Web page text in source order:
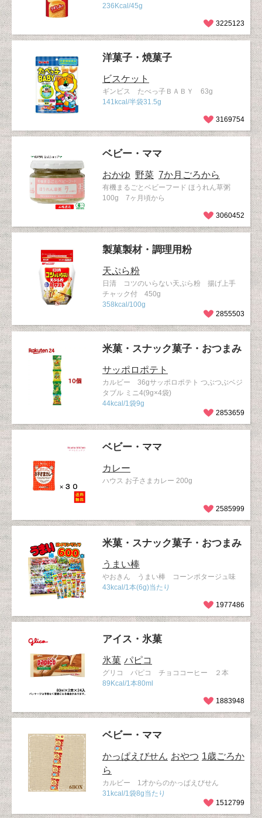
236Kcal/45g
3225123
洋菓子・焼菓子
ビスケット
ギンビス たべっ子ＢＡＢＹ 63g
141kcal/半袋31.5g
3169754
ベビー・ママ
おかゆ 野菜 7か月ごろから
有機まるごとベビーフード ほうれん草粥
100g 7ヶ月頃から
3060452
製菓製材・調理用粉
天ぷら粉
日清 コツのいらない天ぷら粉 揚げ上手
チャック付 450g
358kcal/100g
2855503
米菓・スナック菓子・おつまみ
サッポロポテト
カルビー 36gサッポロポテト つぶつぶベジ
タブル ミニ4(9g×4袋)
44kcal/1袋9g
2853659
ベビー・ママ
カレー
ハウス お子さまカレー 200g
2585999
米菓・スナック菓子・おつまみ
うまい棒
やおきん うまい棒 コーンポタージュ味
43kcal/1本(6g)当たり
1977486
アイス・氷菓
氷菓 パピコ
グリコ パピコ チョココーヒー ２本
89Kcal/1本80ml
1883948
ベビー・ママ
かっぱえびせん おやつ 1歳ごろか
ら
カルビー 1才からのかっぱえびせん
31kcal/1袋8g当たり
1512799